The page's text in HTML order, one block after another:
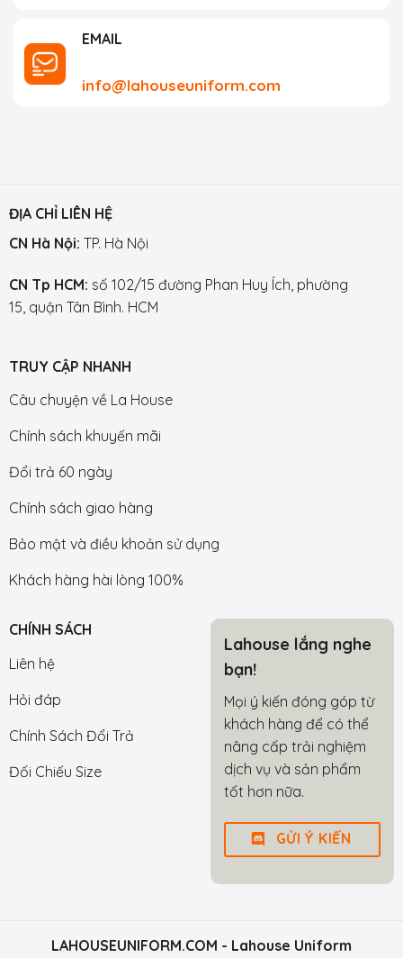
EMAIL
info@lahouseuniform.com
ĐỊA CHỈ LIÊN HỆ
CN Hà Nội: TP. Hà Nội
CN Tp HCM: số 102/15 đường Phan Huy Ích, phường
15, quận Tân Bình. HCM
TRUY CẬP NHANH
Câu chuyện về La House
Chính sách khuyến mãi
Đổi trả 60 ngày
Chính sách giao hàng
Bảo mật và điều khoản sử dụng
Khách hàng hài lòng 100%
CHÍNH SÁCH
Liên hệ
Hỏi đáp
Chính Sách Đổi Trả
Đối Chiếu Size
Lahouse lắng nghe
bạn!
Mọi ý kiến đóng góp từ
khách hàng để có thể
nâng cấp trải nghiệm
dịch vụ và sản phẩm
tốt hơn nữa.
GỬI Ý KIẾN
LAHOUSEUNIFORM.COM - Lahouse Uniform